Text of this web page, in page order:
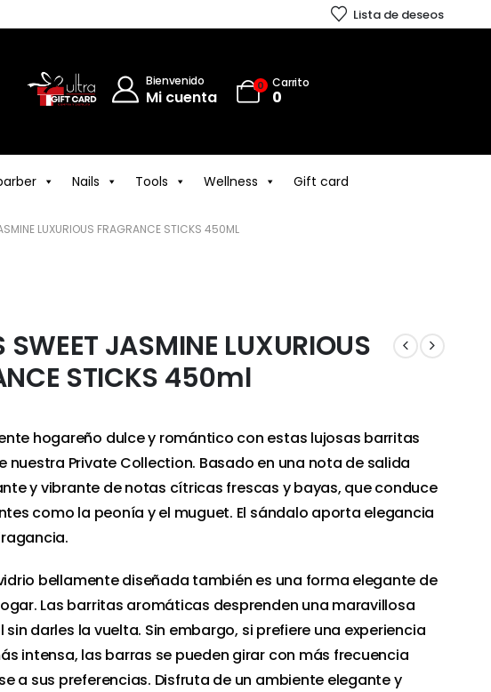
Lista de deseos
Bienvenido
Mi cuenta
0 Carrito
0
Nails Tools Wellness Gift card
LUXURIOUS FRAGRANCE STICKS 450ML
SWEET JASMINE LUXURIOUS
STICKS 450ml
hogareño dulce y romántico con estas lujosas barritas
nuestra Private Collection. Basado en una nota de salida
y vibrante de notas cítricas frescas y bayas, que conduce
como la peonía y el muguet. El sándalo aporta elegancia
bellamente diseñada también es una forma elegante de
Las barritas aromáticas desprenden una maravillosa
darles la vuelta. Sin embargo, si prefiere una experiencia
intensa, las barras se pueden girar con más frecuencia
a sus preferencias. Disfruta de un ambiente elegante y